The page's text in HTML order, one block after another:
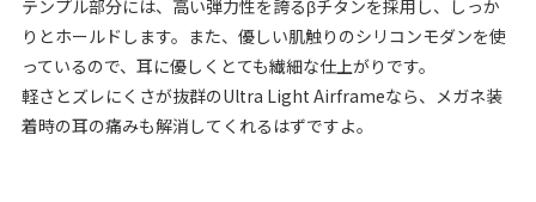
テンプル部分には、高い弾力性を誇るβチタンを採用し、しっか
りとホールドします。また、優しい肌触りのシリコンモダンを使
っているので、耳に優しくとても繊細な仕上がりです。
軽さとズレにくさが抜群のUltra Light Airframeなら、メガネ装
着時の耳の痛みも解消してくれるはずですよ。